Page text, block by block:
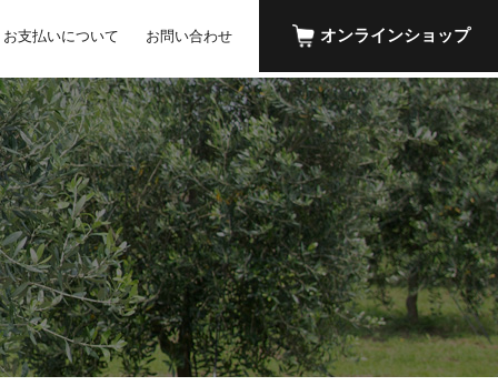
お支払いについて お問い合わせ オンラインショップ